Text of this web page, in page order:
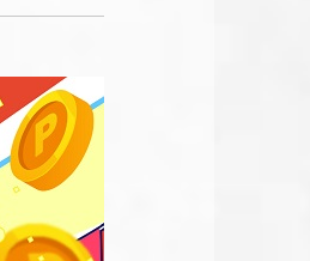
肉
芡芳石頭火鍋
麟徳殿牛肉麵
喜辰港式點心茶